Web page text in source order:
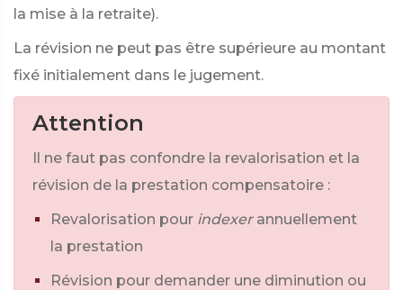
la mise à la retraite).
La révision ne peut pas être supérieure au montant
fixé initialement dans le jugement.
Attention
Il ne faut pas confondre la revalorisation et la
révision de la prestation compensatoire :
Revalorisation pour indexer annuellement
la prestation
Révision pour demander une diminution ou